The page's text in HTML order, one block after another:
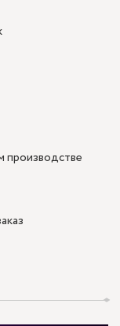
производстве